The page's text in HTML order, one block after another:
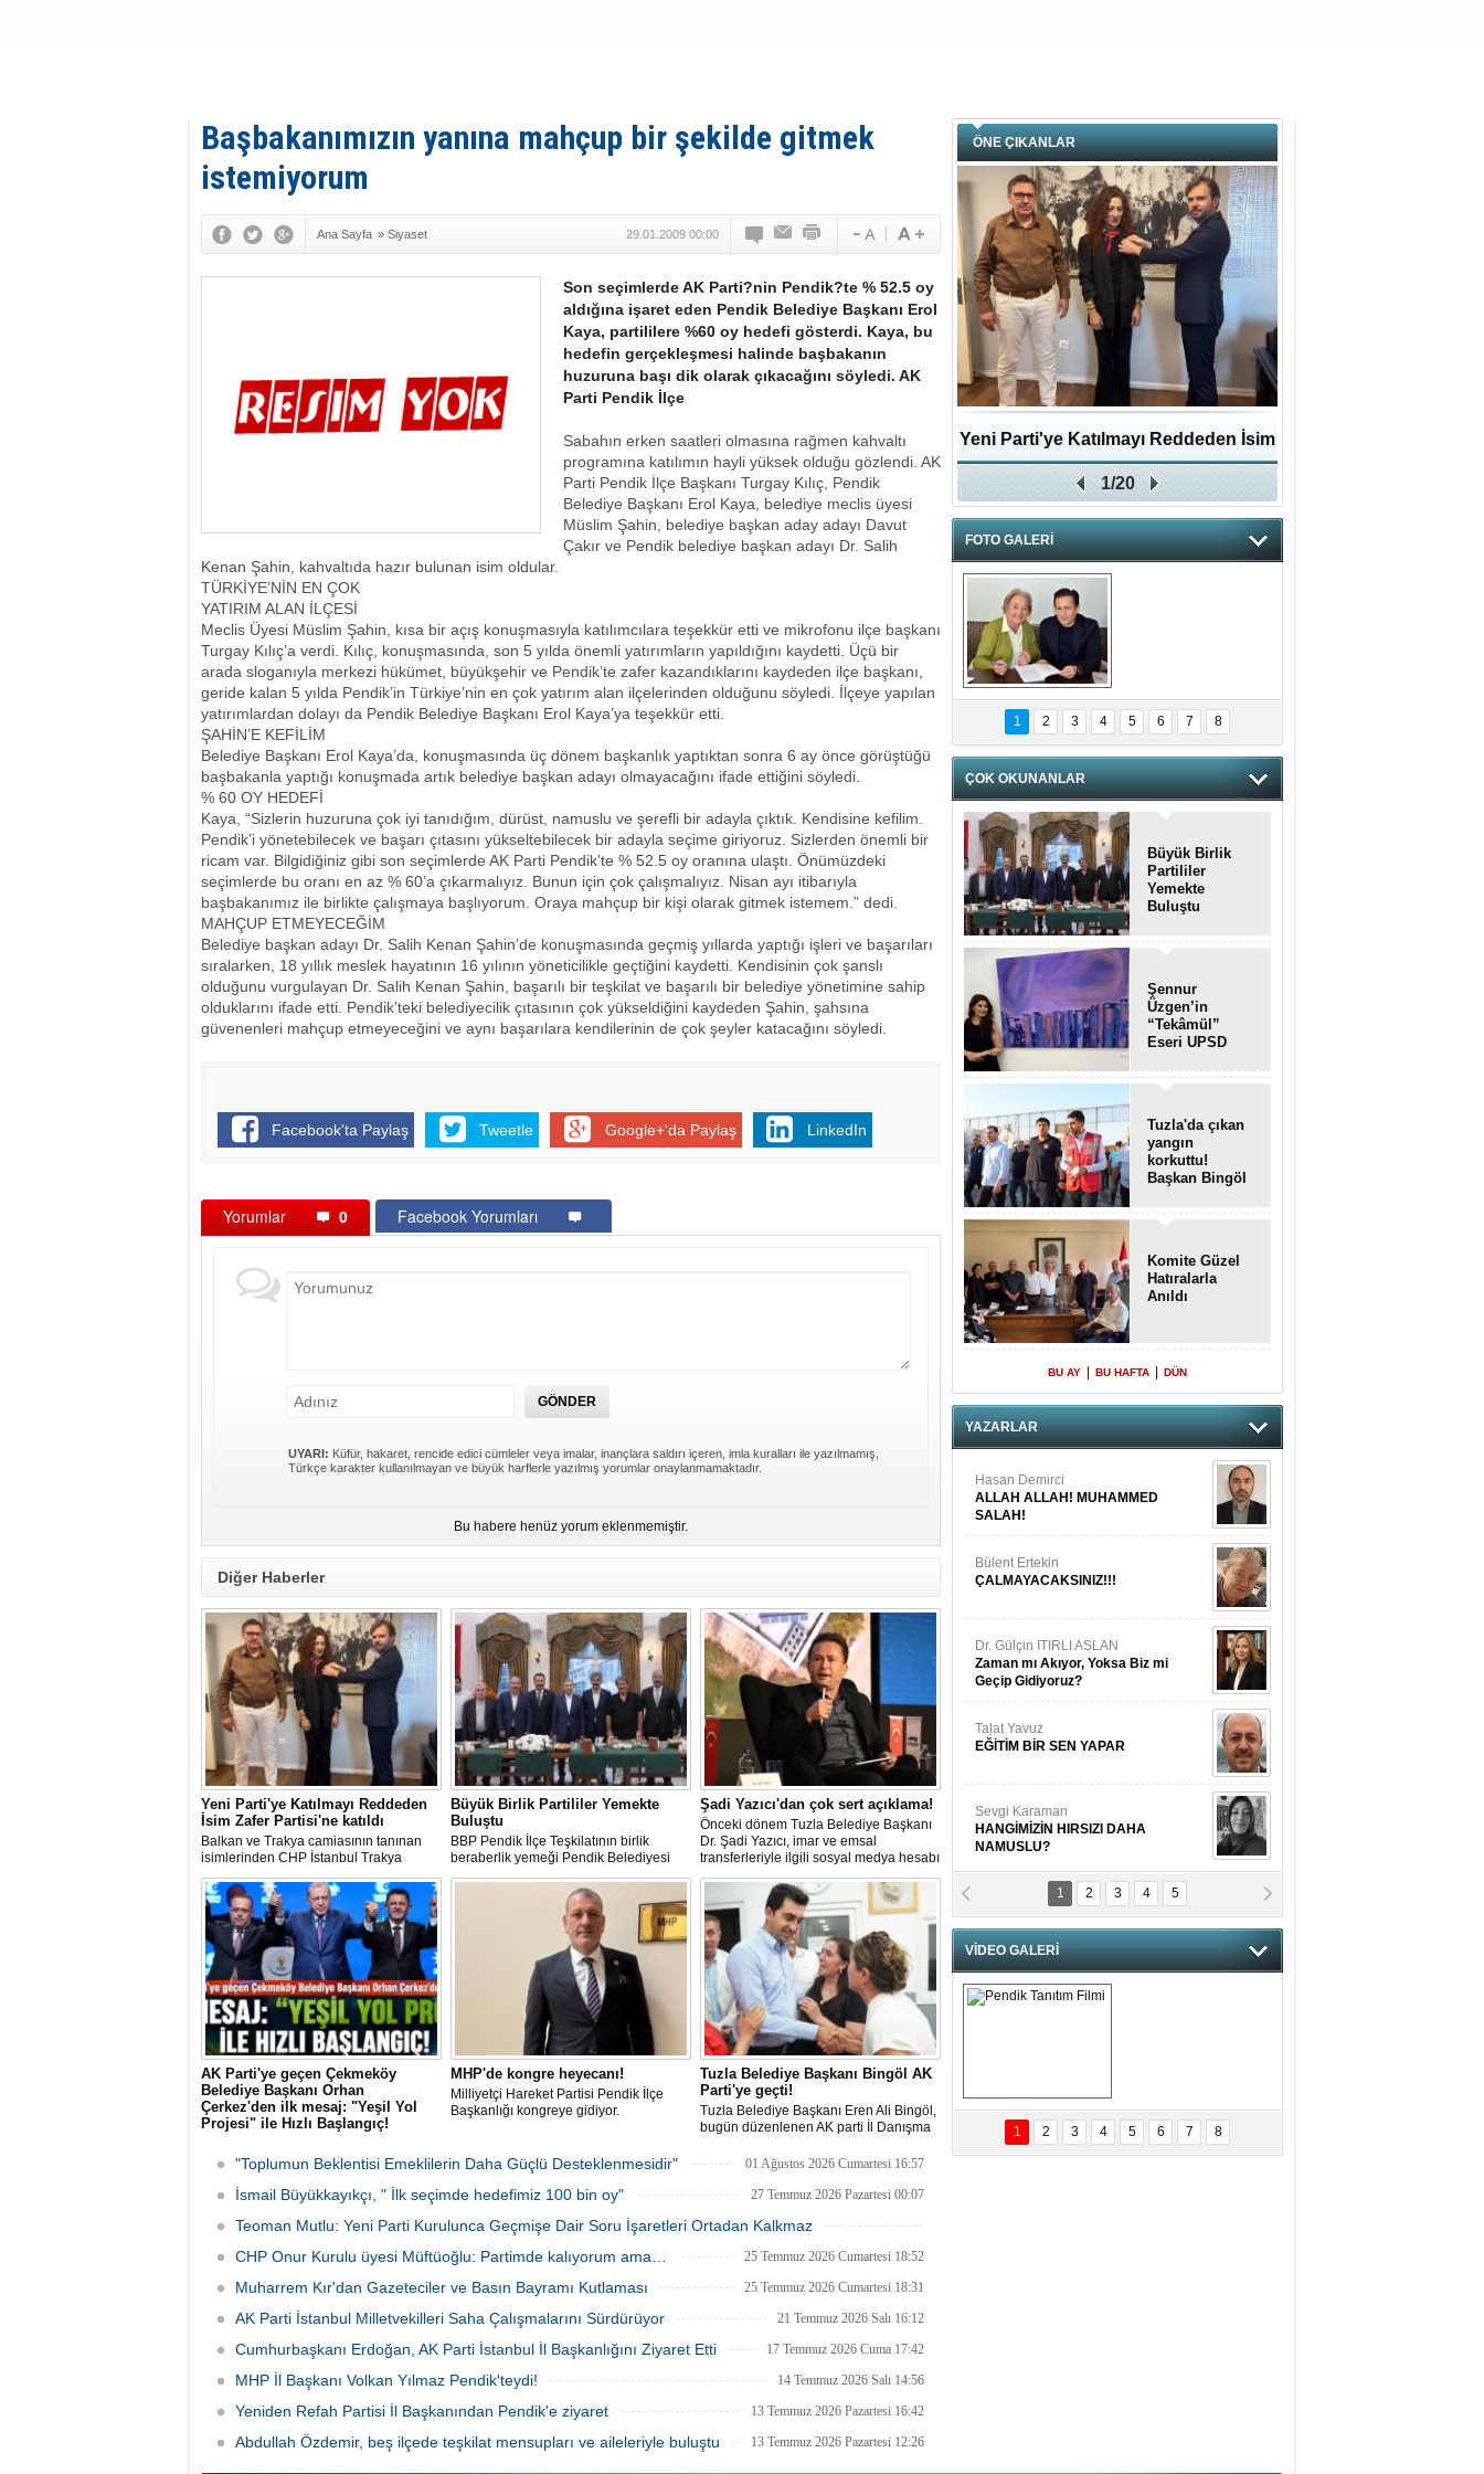
Başbakanımızın yanına mahçup bir şekilde gitmek
istemiyorum
Ana Sayfa » Siyaset 29.01.2009 00:00
Son seçimlerde AK Parti?nin Pendik?te % 52.5 oy
aldığına işaret eden Pendik Belediye Başkanı Erol
Kaya, partililere %60 oy hedefi gösterdi. Kaya, bu
hedefin gerçekleşmesi halinde başbakanın
huzuruna başı dik olarak çıkacağını söyledi. AK
Parti Pendik İlçe
Sabahın erken saatleri olmasına rağmen kahvaltı
programına katılımın hayli yüksek olduğu gözlendi. AK
Parti Pendik İlçe Başkanı Turgay Kılıç, Pendik
Belediye Başkanı Erol Kaya, belediye meclis üyesi
Müslim Şahin, belediye başkan aday adayı Davut
Çakır ve Pendik belediye başkan adayı Dr. Salih
Kenan Şahin, kahvaltıda hazır bulunan isim oldular.
TÜRKİYE’NİN EN ÇOK
YATIRIM ALAN İLÇESİ
Meclis Üyesi Müslim Şahin, kısa bir açış konuşmasıyla katılımcılara teşekkür etti ve mikrofonu ilçe başkanı
Turgay Kılıç’a verdi. Kılıç, konuşmasında, son 5 yılda önemli yatırımların yapıldığını kaydetti. Üçü bir
arada sloganıyla merkezi hükümet, büyükşehir ve Pendik’te zafer kazandıklarını kaydeden ilçe başkanı,
geride kalan 5 yılda Pendik’in Türkiye’nin en çok yatırım alan ilçelerinden olduğunu söyledi. İlçeye yapılan
yatırımlardan dolayı da Pendik Belediye Başkanı Erol Kaya’ya teşekkür etti.
ŞAHİN’E KEFİLİM
Belediye Başkanı Erol Kaya’da, konuşmasında üç dönem başkanlık yaptıktan sonra 6 ay önce görüştüğü
başbakanla yaptığı konuşmada artık belediye başkan adayı olmayacağını ifade ettiğini söyledi.
% 60 OY HEDEFİ
Kaya, “Sizlerin huzuruna çok iyi tanıdığım, dürüst, namuslu ve şerefli bir adayla çıktık. Kendisine kefilim.
Pendik’i yönetebilecek ve başarı çıtasını yükseltebilecek bir adayla seçime giriyoruz. Sizlerden önemli bir
ricam var. Bilgidiğiniz gibi son seçimlerde AK Parti Pendik’te % 52.5 oy oranına ulaştı. Önümüzdeki
seçimlerde bu oranı en az % 60’a çıkarmalıyız. Bunun için çok çalışmalıyız. Nisan ayı itibarıyla
başbakanımız ile birlikte çalışmaya başlıyorum. Oraya mahçup bir kişi olarak gitmek istemem.” dedi.
MAHÇUP ETMEYECEĞİM
Belediye başkan adayı Dr. Salih Kenan Şahin’de konuşmasında geçmiş yıllarda yaptığı işleri ve başarıları
sıralarken, 18 yıllık meslek hayatının 16 yılının yöneticilikle geçtiğini kaydetti. Kendisinin çok şanslı
olduğunu vurgulayan Dr. Salih Kenan Şahin, başarılı bir teşkilat ve başarılı bir belediye yönetimine sahip
olduklarını ifade etti. Pendik’teki belediyecilik çıtasının çok yükseldiğini kaydeden Şahin, şahsına
güvenenleri mahçup etmeyeceğini ve aynı başarılara kendilerinin de çok şeyler katacağını söyledi.
Facebook'ta Paylaş Tweetle Google+'da Paylaş LinkedIn
Yorumlar 0 Facebook Yorumları
UYARI: Küfür, hakaret, rencide edici cümleler veya imalar, inançlara saldırı içeren, imla kuralları ile yazılmamış,
Türkçe karakter kullanılmayan ve büyük harflerle yazılmış yorumlar onaylanmamaktadır.
Bu habere henüz yorum eklenmemiştir.
Diğer Haberler
Yeni Parti'ye Katılmayı Reddeden
İsim Zafer Partisi'ne katıldı
Balkan ve Trakya camiasının tanınan
isimlerinden CHP İstanbul Trakya
Rumeli Balkan Komisyonu Üyesi Semra
Eyüpoğlu'nun Zafer Partisi'ne katılması
heyecana sahne oldu.
Büyük Birlik Partililer Yemekte
Buluştu
BBP Pendik İlçe Teşkilatının birlik
beraberlik yemeği Pendik Belediyesi
Hayaltepe Sosyal Tesislerinde
Şadi Yazıcı'dan çok sert açıklama!
Önceki dönem Tuzla Belediye Başkanı
Dr. Şadi Yazıcı, imar ve emsal
transferleriyle ilgili sosyal medya hesabı
üzerinden sert bir açıklama yayınladı.
AK Parti'ye geçen Çekmeköy
Belediye Başkanı Orhan
Çerkez'den ilk mesaj: "Yeşil Yol
Projesi" ile Hızlı Başlangıç!
Çekmeköy Belediye Başkanı Orhan
Çerkez, parti değişiminin ardından ilk
mesajını ilçeye yönelik projeyle verdi.
Projesi"nin, yeni dönemde atılacak ilk
MHP'de kongre heyecanı!
Milliyetçi Hareket Partisi Pendik İlçe
Başkanlığı kongreye gidiyor.
Tuzla Belediye Başkanı Bingöl AK
Parti'ye geçti!
Tuzla Belediye Başkanı Eren Ali Bingöl,
bugün düzenlenen AK parti İl Danışma
Bingöl'e rozetini Cumhurbaşkanı Recep
"Toplumun Beklentisi Emeklilerin Daha Güçlü Desteklenmesidir" 01 Ağustos 2026 Cumartesi 16:57
İsmail Büyükkayıkçı, " İlk seçimde hedefimiz 100 bin oy" 27 Temmuz 2026 Pazartesi 00:07
Teoman Mutlu: Yeni Parti Kurulunca Geçmişe Dair Soru İşaretleri Ortadan Kalkmaz
26 Temmuz 2026 Pazar 23:43
CHP Onur Kurulu üyesi Müftüoğlu: Partimde kalıyorum ama… 25 Temmuz 2026 Cumartesi 18:52
Muharrem Kır'dan Gazeteciler ve Basın Bayramı Kutlaması 25 Temmuz 2026 Cumartesi 18:31
AK Parti İstanbul Milletvekilleri Saha Çalışmalarını Sürdürüyor 21 Temmuz 2026 Salı 16:12
Cumhurbaşkanı Erdoğan, AK Parti İstanbul İl Başkanlığını Ziyaret Etti 17 Temmuz 2026 Cuma 17:42
MHP İl Başkanı Volkan Yılmaz Pendik'teydi! 14 Temmuz 2026 Salı 14:56
Yeniden Refah Partisi İl Başkanından Pendik'e ziyaret 13 Temmuz 2026 Pazartesi 16:42
Abdullah Özdemir, beş ilçede teşkilat mensupları ve aileleriyle buluştu 13 Temmuz 2026 Pazartesi 12:26
ÖNE ÇIKANLAR
Yeni Parti'ye Katılmayı Reddeden İsim
Zafer Partisi'ne katıldı
1/20
FOTO GALERİ
hnzzzna
1 2 3 4 5 6 7 8
ÇOK OKUNANLAR
Büyük Birlik
Partililer
Yemekte
Buluştu
Şennur
Üzgen’in
“Tekâmül”
Eseri UPSD
Sergisi’nde
Tuzla'da çıkan
yangın
korkuttu!
Başkan Bingöl
Komite Güzel
Hatıralarla
Anıldı
BU AY BU HAFTA DÜN
YAZARLAR
Hasan Demirci
ALLAH ALLAH! MUHAMMED
SALAH!
Bülent Ertekin
ÇALMAYACAKSINIZ!!!
Dr. Gülçin ITIRLI ASLAN
Zaman mı Akıyor, Yoksa Biz mi
Geçip Gidiyoruz?
Talat Yavuz
EĞİTİM BİR SEN YAPAR
Sevgi Karaman
HANGİMİZİN HIRSIZI DAHA
NAMUSLU?
Prof. Dr. Cahit Kurbanoğlu
Fatma Saçak Akbulut
SANAL KERHANE!
Abbas Levent Ertekin
Sanal Medyanın Dijital Savaş Alanı
1 2 3 4 5
VİDEO GALERİ
Pendik Tanıtım
Filmi
1 2 3 4 5 6 7 8